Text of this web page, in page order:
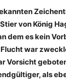
von König
dem es kein
war
Vorsicht
als